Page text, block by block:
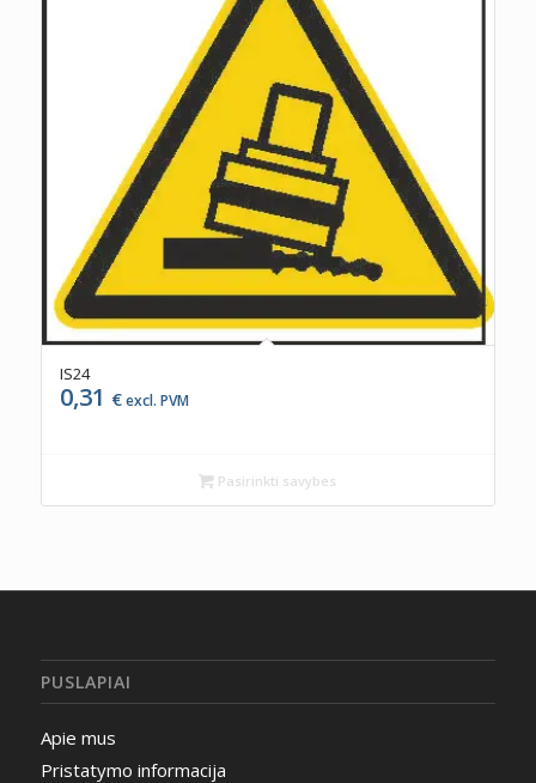
IS24
0,31 €excl. PVM
Pasirinkti savybes
PUSLAPIAI
Apie mus
Pristatymo informacija